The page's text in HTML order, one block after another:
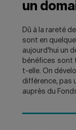
un
Dû à la rareté
sont en
aujourd'hui un
bénéfices sont
t-elle. On
différence, pas
auprès du